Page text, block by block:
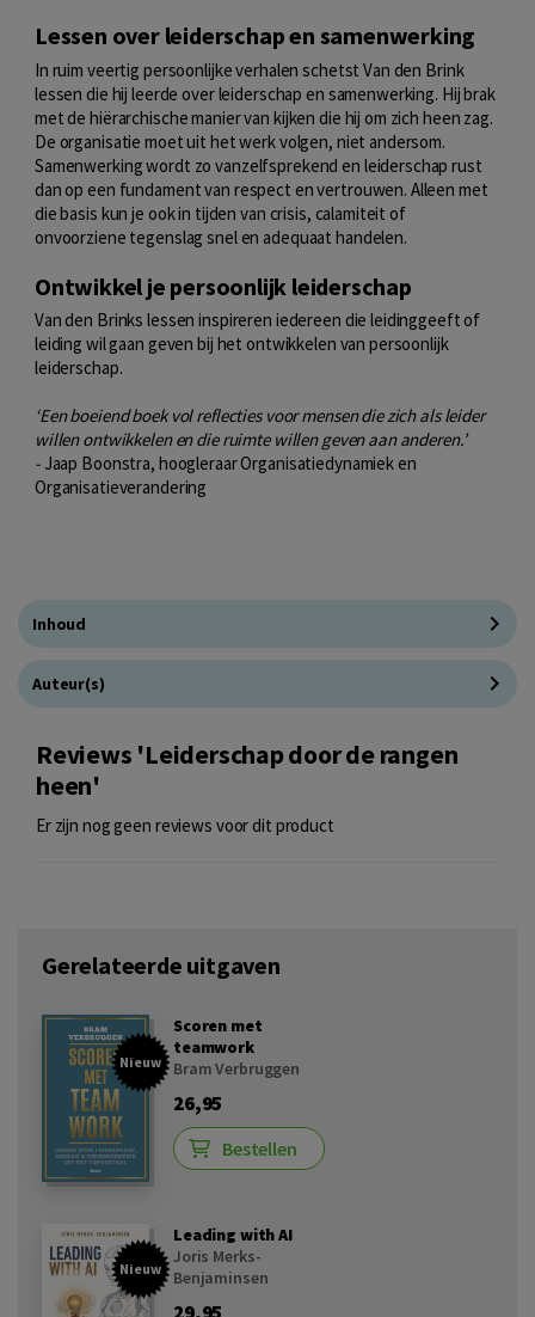
Lessen over leiderschap en samenwerking
In ruim veertig persoonlijke verhalen schetst Van den Brink
lessen die hij leerde over leiderschap en samenwerking. Hij brak
met de hiërarchische manier van kijken die hij om zich heen zag.
De organisatie moet uit het werk volgen, niet andersom.
Samenwerking wordt zo vanzelfsprekend en leiderschap rust
dan op een fundament van respect en vertrouwen. Alleen met
die basis kun je ook in tijden van crisis, calamiteit of
onvoorziene tegenslag snel en adequaat handelen.
Ontwikkel je persoonlijk leiderschap
Van den Brinks lessen inspireren iedereen die leidinggeeft of
leiding wil gaan geven bij het ontwikkelen van persoonlijk
leiderschap.
‘Een boeiend boek vol reflecties voor mensen die zich als leider
willen ontwikkelen en die ruimte willen geven aan anderen.’
-Jaap Boonstra, hoogleraar Organisatiedynamiek en
Organisatieverandering
Inhoud
Auteur(s)
Reviews 'Leiderschap door de rangen
heen'
Er zijn nog geen reviews voor dit product
Gerelateerde uitgaven
Nieuw
Scoren met
teamwork
Bram Verbruggen
26,95
Bestellen
Nieuw
Leading with AI
Joris Merks-
Benjaminsen